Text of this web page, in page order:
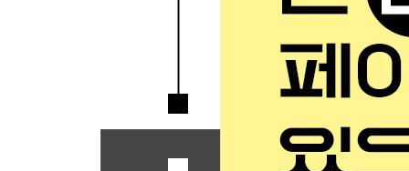
Chapter 9. 일대일 미팅② 해외 본사 경영진과의 첫
Chapter 10. 일대일 미팅③ 새로운 멤버를 위한 오
Chapter 11. 전략 정리① 새로 옮긴 자리에서의 비
Chapter 12. 전략 정리② 창업 계획 설명
Chapter 14. 배움의 축적② 독후 배움 정리
Chapter 15. 인생·커리어① 멘토와의 커리어 상담